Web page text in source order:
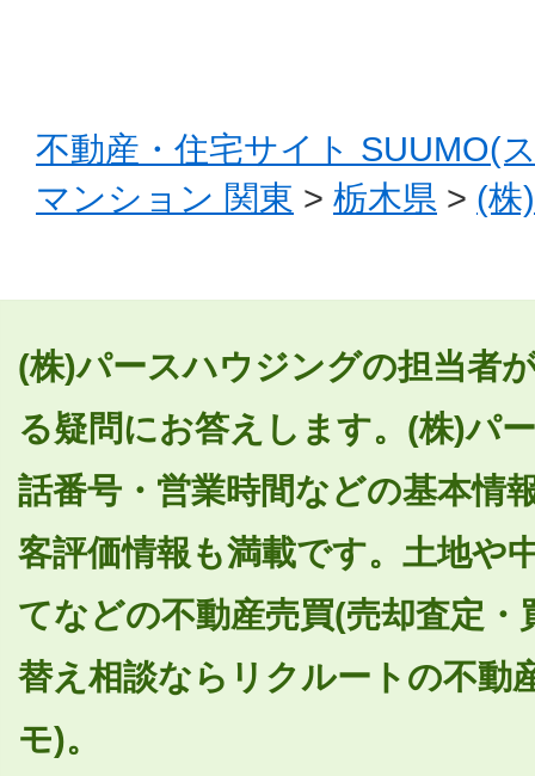
不動産・住宅サイト SUUMO(
マンション 関東 > 栃木県 > (株
(株)パースハウジングの担当者
る疑問にお答えします。(株)パ
話番号・営業時間などの基本情
客評価情報も満載です。土地や
てなどの不動産売買(売却査定
替え相談ならリクルートの不動
モ)。